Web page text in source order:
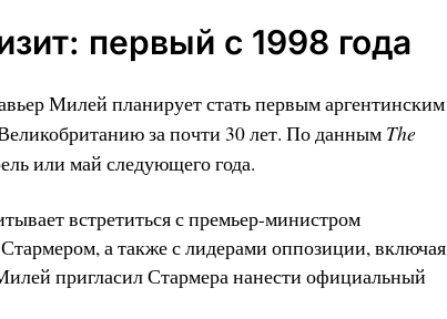
первый с 1998 года
Милей планирует стать первым аргентинским
за почти 30 лет. По данным The
или май следующего года.
встретиться с премьер-министром
а также с лидерами оппозиции, включая
пригласил Стармера нанести официальный